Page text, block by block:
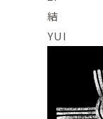
結
YUI